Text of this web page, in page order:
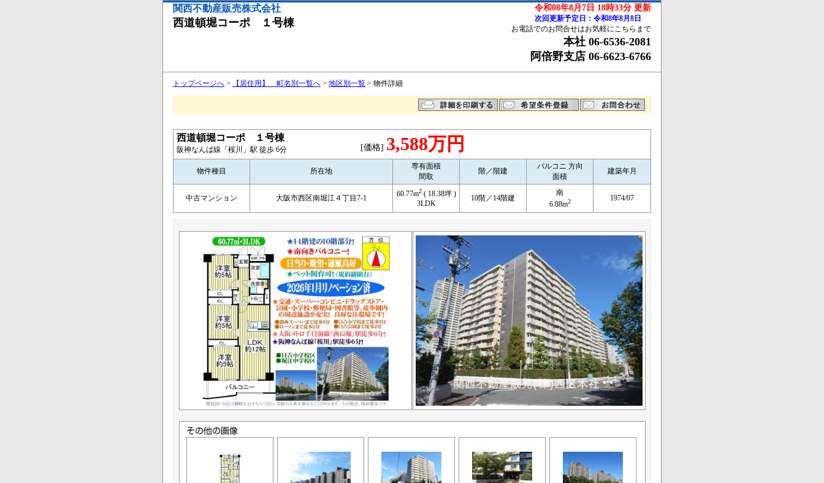
令和08年8月7日 18時33分 更新
次回更新予定日：令和8年8月8日
関西不動産販売株式会社
西道頓堀コーポ １号棟 お電話でのお問合せはお気軽にこちらまで
本社 06-6536-2081
阿倍野支店 06-6623-6766
トップページへ > 【居住用】 町名別一覧へ > 地区別一覧 > 物件詳細
西道頓堀コーポ １号棟
阪神なんば線「桜川」駅 徒歩 6分 [価格] 3,588万円
物件種目 所在地
専有面積
間取
階／階建
バルコニ 方向
面積
建築年月
中古マンション 大阪市西区南堀江４丁目7-1 60.77m2( 18.38坪 )
3LDK
10階／14階建
南
6.88m2 1974/07